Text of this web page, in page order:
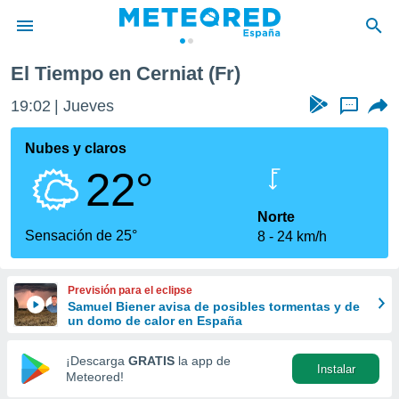
de
por
que se
calidad.
a este
las
y
forma
digital
basada
El Tiempo en Cerniat (Fr)
19:02 Jueves ...
Nubes y claros
22°
Sensación de 25°
Norte
8
24 km/h
Previsión para el eclipse
Samuel Biener avisa de posibles tormentas y de
un domo de calor en España
¡Descarga GRATIS la app de
Meteored!
Instalar